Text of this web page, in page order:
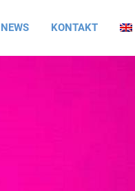
NEWS KONTAKT